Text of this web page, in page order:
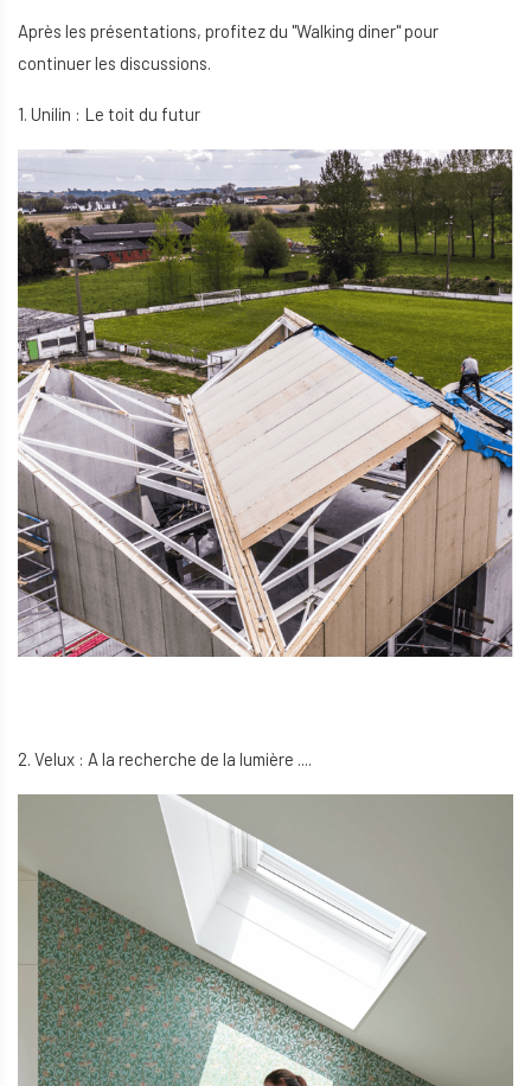
Après les présentations, profitez du "Walking diner" pour
continuer les discussions.
1. Unilin : Le toit du futur
2. Velux : A la recherche de la lumière ....